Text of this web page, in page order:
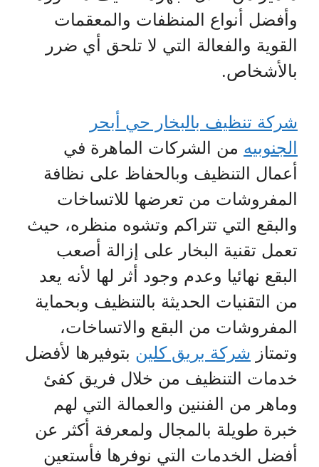
وأفضل أنواع المنظفات والمعقمات
القوية والفعالة التي لا تلحق أي ضرر
بالأشخاص.
شركة تنظيف بالبخار حي أبحر
الجنوبيه من الشركات الماهرة في
أعمال التنظيف وبالحفاظ على نظافة
المفروشات من تعرضها للاتساخات
والبقع التي تتراكم وتشوه منظره، حيث
تعمل تقنية البخار على إزالة أصعب
البقع نهائيا وعدم وجود أثر لها لأنه يعد
من التقنيات الحديثة بالتنظيف وبحماية
المفروشات من البقع والاتساخات،
وتمتاز شركة بريق كلين بتوفيرها لأفضل
خدمات التنظيف من خلال فريق كفئ
وماهر من الفننين والعمالة التي لهم
خبرة طويلة بالمجال ولمعرفة أكثر عن
أفضل الخدمات التي نوفرها فأستعين